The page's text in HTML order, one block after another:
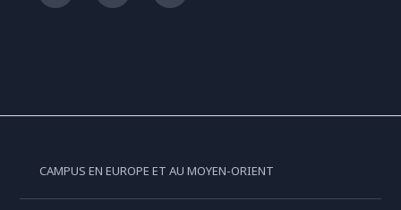
CAMPUS EN EUROPE ET AU MOYEN-ORIENT